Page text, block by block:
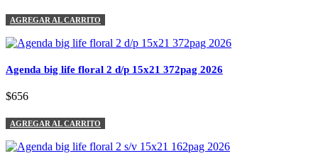
AGREGAR AL CARRITO
Agenda big life floral 2 d/p 15x21 372pag 2026
$656
AGREGAR AL CARRITO